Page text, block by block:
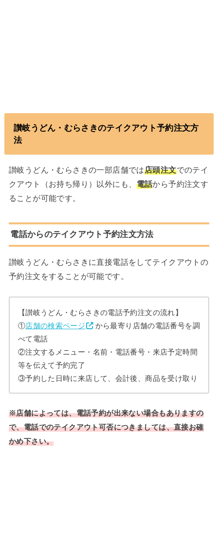
讃岐うどん・むらさきのテイクアウト予約注文方
法
讃岐うどん・むらさきの一部店舗では店頭注文でのテイ
クアウト（お持ち帰り）以外にも、 電話から予約注文す
ることが可能です。
電話からのテイクアウト予約注文方法
讃岐うどん・むらさきに直接電話をしてテイクアウトの
予約注文をすることが可能です。
【讃岐うどん・むらさきの電話予約注文の流れ】
①店舗の検索ページ
から最寄り店舗の電話番号を調
べて電話
②注文するメニュー・名前・電話番号・来店予定時間
等を伝えて予約完了
③予約した日時に来店して、会計後、商品を受け取り
※店舗によっては、電話予約が出来ない場合もありますの
で、電話でのテイクアウト可否につきましては、直接お確
かめ下さい。